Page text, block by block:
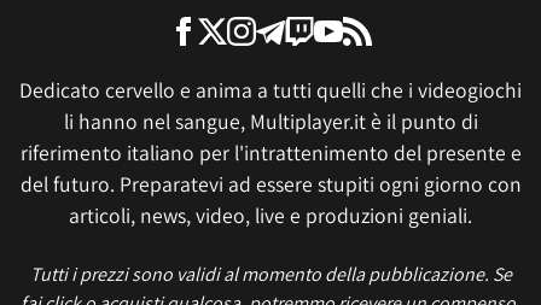
Dedicato cervello e anima a tutti quelli che i videogiochi
li hanno nel sangue, Multiplayer.it è il punto di
riferimento italiano per l'intrattenimento del presente e
del futuro. Preparatevi ad essere stupiti ogni giorno con
articoli, news, video, live e produzioni geniali.
Tutti i prezzi sono validi al momento della pubblicazione. Se